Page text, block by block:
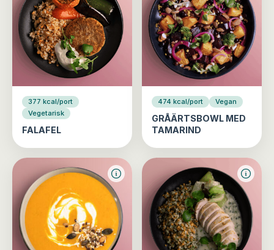
377 kcal/port
Vegetarisk
FALAFEL
474 kcal/port Vegan
GRÅÄRTSBOWL MED
TAMARIND